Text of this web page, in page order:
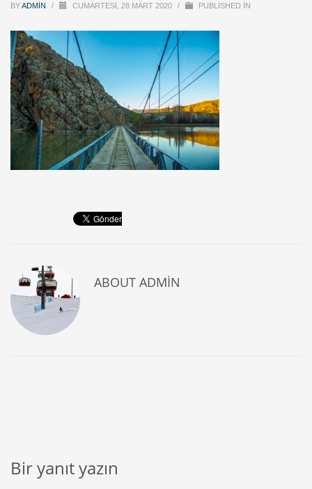
BYADMIN / CUMARTESI, 28 MART 2020 / PUBLISHED IN
ABOUT ADMIN
Bir yanıt yazın